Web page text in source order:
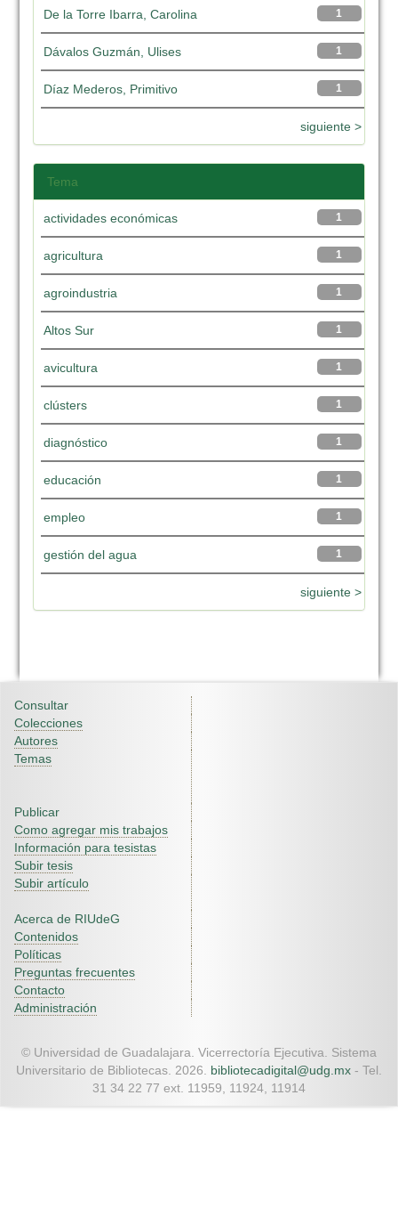
1
De la Torre Ibarra, Carolina
1
Dávalos Guzmán, Ulises
1
Díaz Mederos, Primitivo
siguiente >
Tema
1
actividades económicas
1
agricultura
1
agroindustria
1
Altos Sur
1
avicultura
1
clústers
1
diagnóstico
1
educación
1
empleo
1
gestión del agua
siguiente >
Consultar
Colecciones
Autores
Temas
Publicar
Como agregar mis trabajos
Información para tesistas
Subir tesis
Subir artículo
Acerca de RIUdeG
Contenidos
Políticas
Preguntas frecuentes
Contacto
Administración
© Universidad de Guadalajara. Vicerrectoría Ejecutiva. Sistema
Universitario de Bibliotecas. 2026. bibliotecadigital@udg.mx - Tel.
31 34 22 77 ext. 11959, 11924, 11914